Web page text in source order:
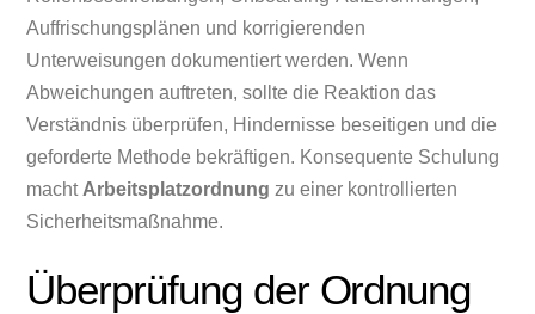
Auffrischungsplänen und korrigierenden
Unterweisungen dokumentiert werden. Wenn
Abweichungen auftreten, sollte die Reaktion das
Verständnis überprüfen, Hindernisse beseitigen und die
geforderte Methode bekräftigen. Konsequente Schulung
macht Arbeitsplatzordnung zu einer kontrollierten
Sicherheitsmaßnahme.
Überprüfung der Ordnung